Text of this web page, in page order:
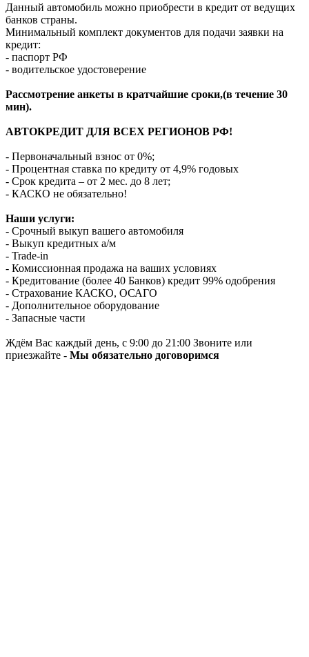
Данный автомобиль можно приобрести в кредит от ведущих
банков страны.
Минимальный комплект документов для подачи заявки на
кредит:
- паспорт РФ
- водительское удостоверение
Рассмотрение анкеты в кратчайшие сроки,(в течение 30
мин).
АВТОКРЕДИТ ДЛЯ ВСЕХ РЕГИОНОВ РФ!
- Первоначальный взнос от 0%;
- Процентная ставка по кредиту от 4,9% годовых
- Срок кредита – от 2 мес. до 8 лет;
- КАСКО не обязательно!
Наши услуги:
- Срочный выкуп вашего автомобиля
- Выкуп кредитных а/м
- Trade-in
- Комиссионная продажа на ваших условиях
- Кредитование (более 40 Банков) кредит 99% одобрения
- Страхование КАСКО, ОСАГО
- Дополнительное оборудование
- Запасные части
Ждём Вас каждый день, с 9:00 до 21:00 Звоните или
приезжайте - Мы обязательно договоримся